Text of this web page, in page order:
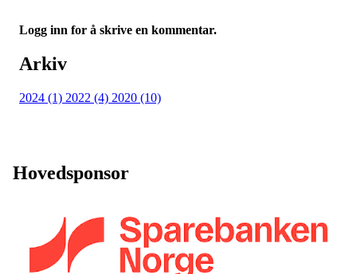
Logg inn for å skrive en kommentar.
Arkiv
2024 (1) 2022 (4) 2020 (10)
Hovedsponsor